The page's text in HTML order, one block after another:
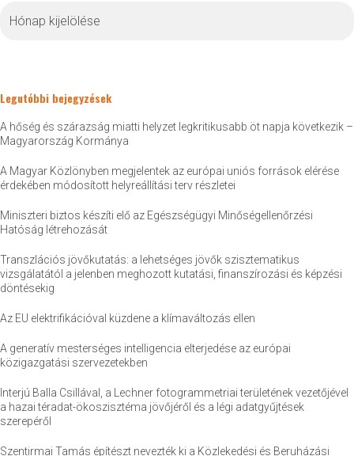
Legutóbbi bejegyzések
A hőség és szárazság miatti helyzet legkritikusabb öt napja következik –
Magyarország Kormánya
A Magyar Közlönyben megjelentek az európai uniós források elérése
érdekében módosított helyreállítási terv részletei
Miniszteri biztos készíti elő az Egészségügyi Minőségellenőrzési
Hatóság létrehozását
Transzlációs jövőkutatás: a lehetséges jövők szisztematikus
vizsgálatától a jelenben meghozott kutatási, finanszírozási és képzési
döntésekig
Az EU elektrifikációval küzdene a klímaváltozás ellen
A generatív mesterséges intelligencia elterjedése az európai
közigazgatási szervezetekben
Interjú Balla Csillával, a Lechner fotogrammetriai területének vezetőjével
a hazai téradat-ökoszisztéma jövőjéről és a légi adatgyűjtések
szerepéről
Szentirmai Tamás építészt nevezték ki a Közlekedési és Beruházási